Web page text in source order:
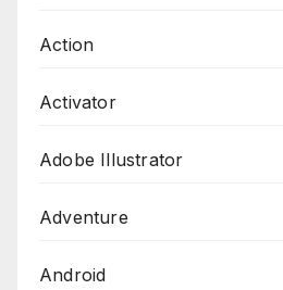
Action
Activator
Adobe Illustrator
Adventure
Android